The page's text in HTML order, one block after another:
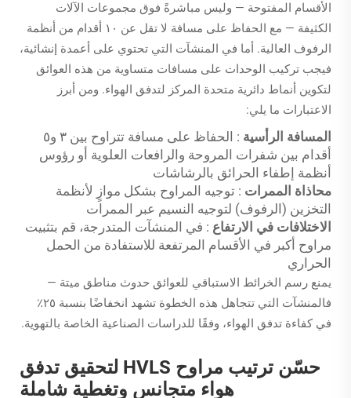
الأقسام المفتوحة — وليس مباشرةً فوق مجموعات الآلات
الكثيفة — مع الحفاظ على مسافة لا تقل عن ١٠ أقدام من أنظمة
الرفوف العالية. أما في المنشآت التي تحتوي على أعمدة إنشائية،
فيجب تركيب الوحدات على مسافات متساوية من هذه العوائق
لتكوين أنماط دائرية متحدة المركز لتدفق الهواء. ومن أبرز
الاعتبارات ما يلي:
المسافة الرأسية
: الحفاظ على مسافة تتراوح بين ٣ و٥
أقدام بين شفرات المروحة والرافعات العلوية أو رؤوس
أنظمة إطفاء الحرائق بالرشاشات
محاذاة الممرات : توجيه المراوح بشكل موازٍ لأنظمة
التخزين (الرفوف) لتوجيه النسيم عبر الممرات
الاختلافات في الارتفاع : في المنشآت المتدرجة، قم بتثبيت
مراوح أكبر في الأقسام المرتفعة للاستفادة من الحمل
الحراري
يمنع رسم الخرائط الاستباقي للعوائق حدوث مناطق ميتة —
فالمنشآت التي تتجاهل هذه الخطوة تشهد انخفاضًا بنسبة ٢٥٪
في كفاءة تدفق الهواء، وفقًا للدراسات الصناعية الخاصة بالتهوية.
حسّن ترتيب مراوح HVLS لتحقيق تدفق
هواء متجانس وتغطية شاملة